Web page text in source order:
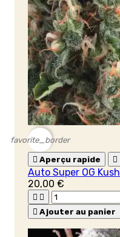
favorite_border
 Aperçu rapide 
Auto Super OG Kush
20,00 €
 
 Ajouter au panier